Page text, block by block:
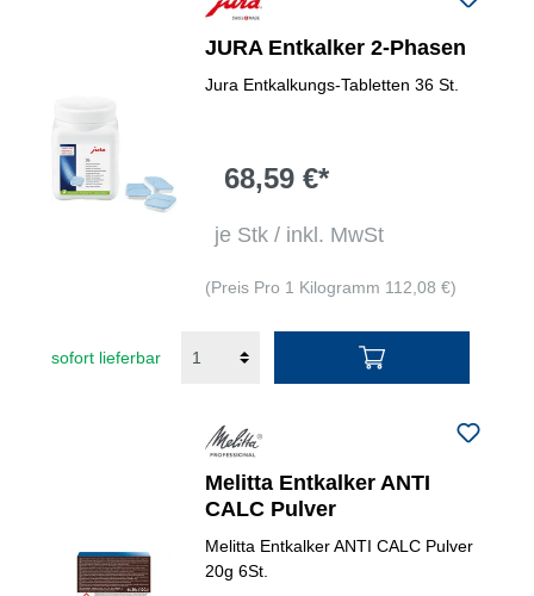
JURA Entkalker 2-Phasen
Jura Entkalkungs-Tabletten 36 St.
68,59 €*
je Stk / inkl. MwSt
(Preis Pro 1 Kilogramm 112,08 €)
sofort lieferbar
Melitta Entkalker ANTI
CALC Pulver
Melitta Entkalker ANTI CALC Pulver
20g 6St.